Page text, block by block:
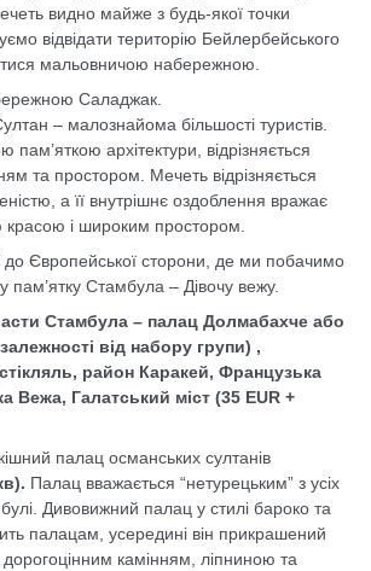
видно майже з будь-якої точки
відвідати територію Бейлербейського
мальовничою набережною.
Саладжак.
– малознайома більшості туристів.
пам’яткою архітектури, відрізняється
та простором. Мечеть відрізняється
а її внутрішнє оздоблення вражає
і широким простором.
до Європейської сторони, де ми побачимо
пам’ятку Стамбула – Дівочу вежу.
Стамбула – палац Долмабахче або
від набору групи) ,
район Каракей, Французька
Вежа, Галатський міст (35 EUR +
палац османських султанів
Палац вважається “нетурецьким” з усіх
Дивовижний палац у стилі бароко та
палацам, усередині він прикрашений
дорогоцінним камінням, ліпниною та